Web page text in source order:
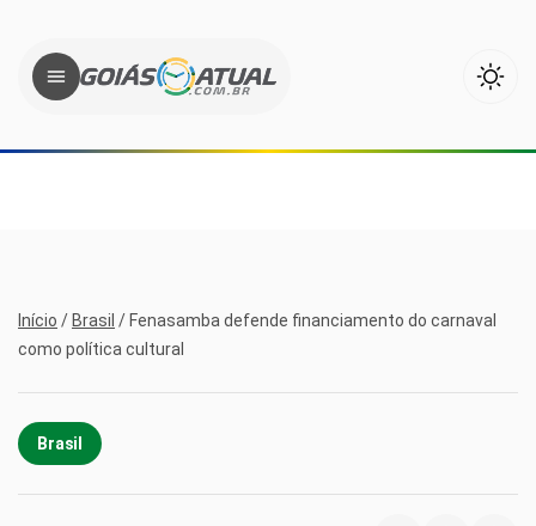
Início / Brasil / Fenasamba defende financiamento do carnaval
como política cultural
Brasil